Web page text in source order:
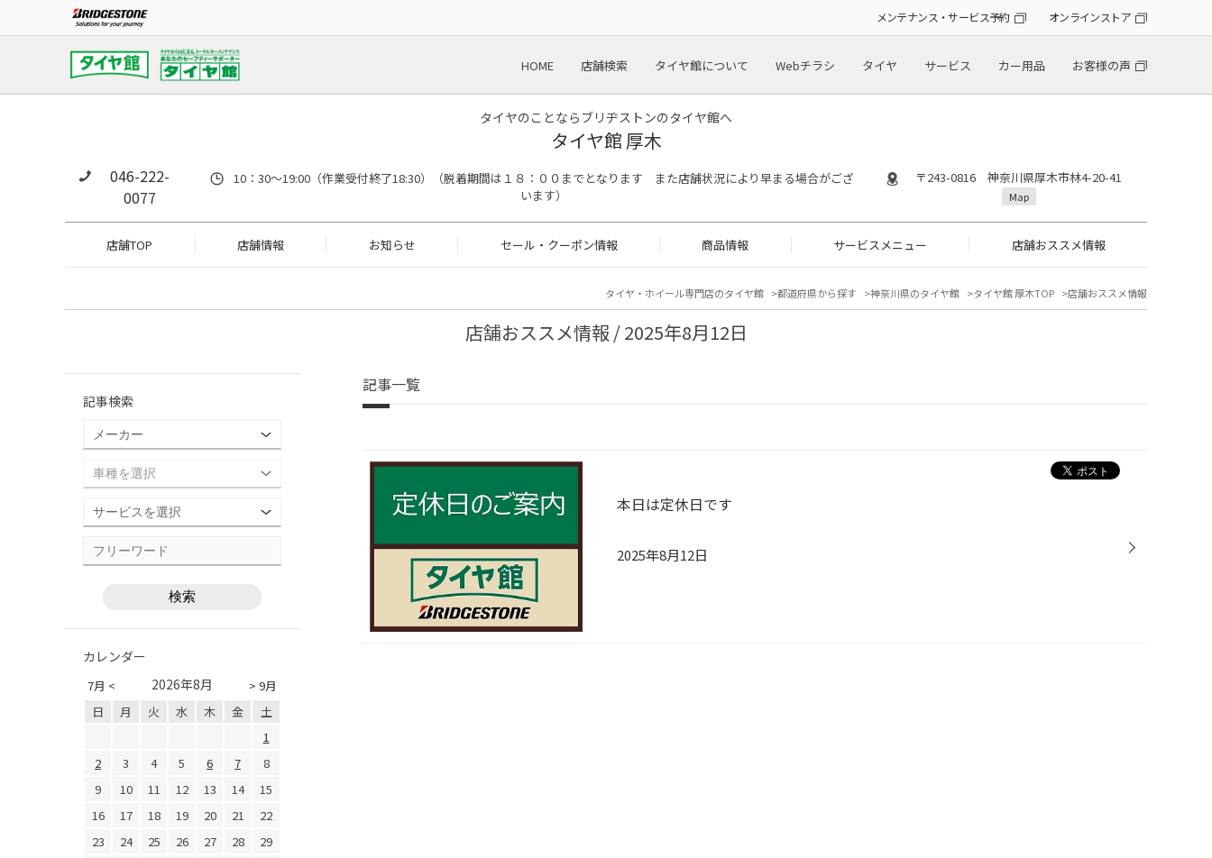
メンテナンス・サービス予約 オンラインストア
HOME 店舗検索 タイヤ館について Webチラシ タイヤ サービス カー用品 お客様の声
タイヤのことならブリヂストンのタイヤ館へ
タイヤ館 厚木
046-222-
0077
10：30～19:00（作業受付終了18:30）（脱着期間は１８：００までとなります また店舗状況により早まる場合がござ
います）
〒243-0816 神奈川県厚木市林4-20-41
Map
店舗TOP 店舗情報 お知らせ セール・クーポン情報 商品情報 サービスメニュー 店舗おススメ情報
タイヤ・ホイール専門店のタイヤ館 都道府県から探す 神奈川県のタイヤ館 タイヤ館 厚木TOP 店舗おススメ情報
店舗おススメ情報 / 2025年8月12日
記事一覧
本日は定休日です
2025年8月12日
記事検索
カレンダー
7月 < > 9月
2026年8月
日 月 火 水 木 金
土
1
2
3 4 5 6 7
8
9
10 11 12 13 14
15
16
17 18 19 20 21
22
23
24 25 26 27 28
29